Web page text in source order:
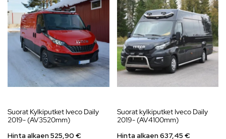
Suorat Kylkiputket Iveco Daily
2019- (AV3520mm)
Hinta alkaen525,90 €
Suorat kylkiputket Iveco Daily
2019- (AV4100mm)
Hinta alkaen637,45 €